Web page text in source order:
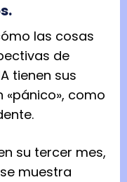
las cosas
de
tienen sus
como
su tercer mes,
muestra